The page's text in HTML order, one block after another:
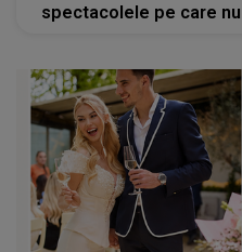
spectacolele pe care